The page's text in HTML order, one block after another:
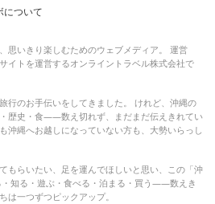
について
思いきり楽しむためのウェブメディア。 運営
イトを運営するオンライントラベル株式会社で
行のお手伝いをしてきました。 けれど、沖縄の
歴史・食――数え切れず、まだまだ伝えきれてい
沖縄へお越しになっていない方も、大勢いらっし
もらいたい、足を運んでほしいと思い、この「沖
知る・遊ぶ・食べる・泊まる・買う――数えき
は一つずつピックアップ。